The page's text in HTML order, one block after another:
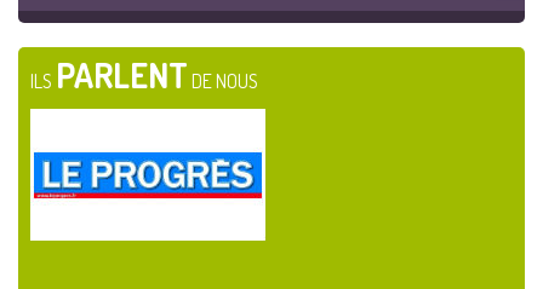
ILS PARLENT DE NOUS